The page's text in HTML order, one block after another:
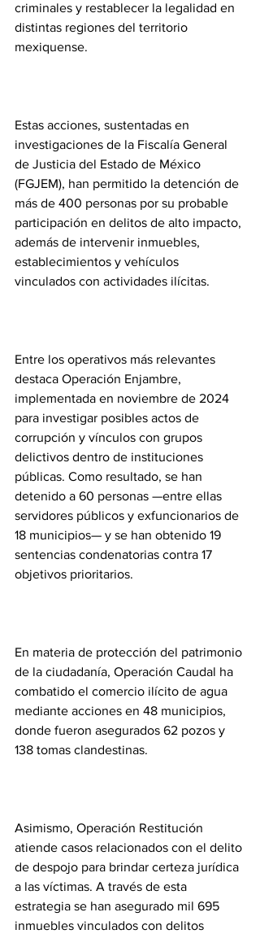
criminales y restablecer la legalidad en
distintas regiones del territorio
mexiquense.
Estas acciones, sustentadas en
investigaciones de la Fiscalía General
de Justicia del Estado de México
(FGJEM), han permitido la detención de
más de 400 personas por su probable
participación en delitos de alto impacto,
además de intervenir inmuebles,
establecimientos y vehículos
vinculados con actividades ilícitas.
Entre los operativos más relevantes
destaca Operación Enjambre,
implementada en noviembre de 2024
para investigar posibles actos de
corrupción y vínculos con grupos
delictivos dentro de instituciones
públicas. Como resultado, se han
detenido a 60 personas —entre ellas
servidores públicos y exfuncionarios de
18 municipios— y se han obtenido 19
sentencias condenatorias contra 17
objetivos prioritarios.
En materia de protección del patrimonio
de la ciudadanía, Operación Caudal ha
combatido el comercio ilícito de agua
mediante acciones en 48 municipios,
donde fueron asegurados 62 pozos y
138 tomas clandestinas.
Asimismo, Operación Restitución
atiende casos relacionados con el delito
de despojo para brindar certeza jurídica
a las víctimas. A través de esta
estrategia se han asegurado mil 695
inmuebles vinculados con delitos